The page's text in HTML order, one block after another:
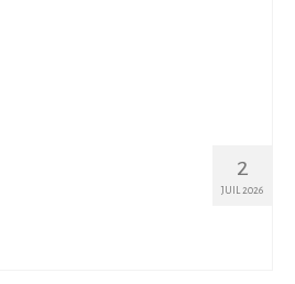
2
JUIL 2026